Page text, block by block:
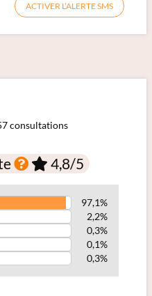
ACTIVER L’ALERTE SMS
consultations
4,8/5
97,1%
2,2%
0,3%
0,1%
0,3%